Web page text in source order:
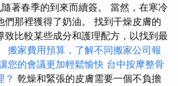
著春季的到來而續簽。 當然，在寒冷
們那裡獲得了奶油。 找到干燥皮膚的
致比較某些成分和護理配方，以找到最
搬家費用預算，了解不同搬家公司報
您的會議更加輕鬆愉快 台中按摩整骨
？ 乾燥和緊張的皮膚需要一個不負擔